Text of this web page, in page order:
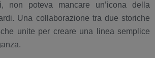
non poteva mancare un’icona della
Una collaborazione tra due storiche
unite per creare una linea semplice